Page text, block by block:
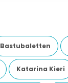
Bastubaletten
Katarina Kieri